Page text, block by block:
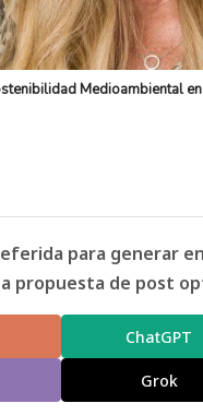
Medioambiental
para generar
propuesta de post
ChatGPT
Grok